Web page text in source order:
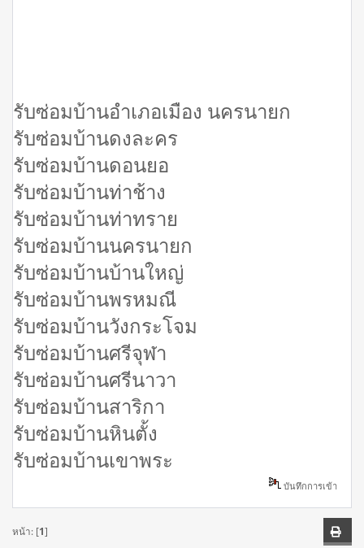
รับซ่อมบ้านอำเภอเมือง นครนายก
รับซ่อมบ้านดงละคร
รับซ่อมบ้านดอนยอ
รับซ่อมบ้านท่าช้าง
รับซ่อมบ้านท่าทราย
รับซ่อมบ้านนครนายก
รับซ่อมบ้านบ้านใหญ่
รับซ่อมบ้านพรหมณี
รับซ่อมบ้านวังกระโจม
รับซ่อมบ้านศรีจุฬา
รับซ่อมบ้านศรีนาวา
รับซ่อมบ้านสาริกา
รับซ่อมบ้านหินตั้ง
รับซ่อมบ้านเขาพระ
บันทึกการเข้า
หน้า: [1]